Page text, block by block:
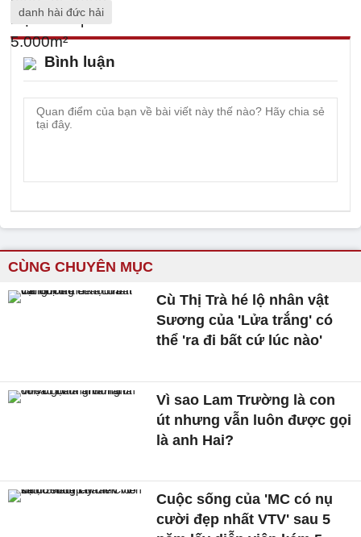
danh hài đức hải
Bình luận
CÙNG CHUYÊN MỤC
Cù Thị Trà hé lộ nhân vật
Sương của 'Lửa trắng' có
thể 'ra đi bất cứ lúc nào'
Vì sao Lam Trường là con
út nhưng vẫn luôn được gọi
là anh Hai?
Cuộc sống của 'MC có nụ
cười đẹp nhất VTV' sau 5